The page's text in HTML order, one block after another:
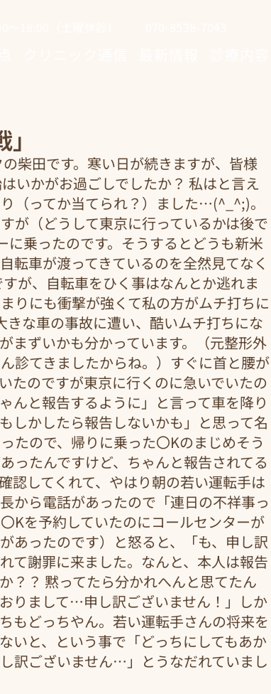
柴田です。寒い日が続きますが、皆様
いかがお過ごしでしたか？ 私はと言え
（ってか当てられ？）ました…(^_^;)。
が（どうして東京に行っているかは後で
乗ったのです。そうするとどうも新米
転車が渡ってきているのを全然見てなく
が、自転車をひく事はなんとか逃れま
りにも衝撃が強くて私の方がムチ打ちに
な車の事故に遭い、酷いムチ打ちにな
まずいかも分かっています。（元整形外
診てきましたからね。）すぐに首と腰が
たのですが東京に行くのに急いでいたの
んと報告するように」と言って車を降り
しかしたら報告しないかも」と思って名
たので、帰りに乗った〇Kのまじめそう
ったんですけど、ちゃんと報告されてる
認してくれて、やはり朝の若い運転手は
から電話があったので「連日の不祥事っ
Kを予約していたのにコールセンターが
あったのです）と怒ると、「も、申し訳
て謝罪に来ました。なんと、本人は報告
？？ 黙ってたら分かれへんと思てたん
りまして…申し訳ございません！」しか
もどっちやん。若い運転手さんの将来を
いと、という事で「どっちにしてもあか
訳ございません…」とうなだれていまし